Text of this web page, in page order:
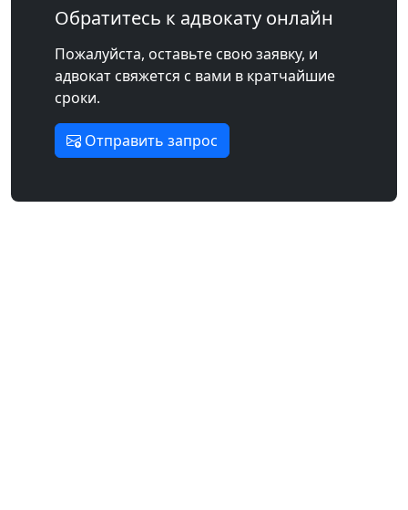
Обратитесь к адвокату онлайн
Пожалуйста, оставьте свою заявку, и
адвокат свяжется с вами в кратчайшие
сроки.
Отправить запрос